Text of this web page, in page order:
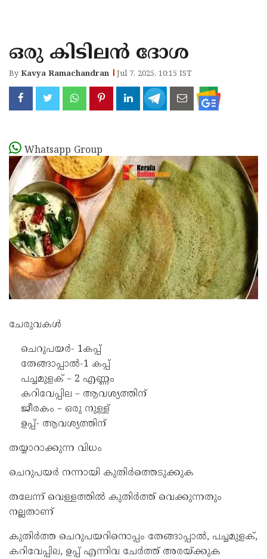
KANNUR
KASARAGOD
ഒരു കിടിലന്‍ ദോശ
ByKavya Ramachandran Jul 7, 2025, 10:15 IST
Whatsapp Group
ചേരുവകള്‍
ചെറുപയര്‍- 1കപ്പ്
തേങ്ങാപ്പാല്‍-1 കപ്പ്
പച്ചമുളക് – 2 എണ്ണം
കറിവേപ്പില – ആവശ്യത്തിന്
ജീരകം – ഒരു നുള്ള്
ഉപ്പ്- ആവശ്യത്തിന്
തയ്യാറാക്കുന്ന വിധം
ചെറുപയര്‍ നന്നായി കുതിര്‍ത്തെടുക്കുക
തലേന്ന് വെള്ളത്തില്‍ കുതിര്‍ത്ത് വെക്കുന്നതും
നല്ലതാണ്
കുതിര്‍ത്ത ചെറുപയറിനൊപ്പം തേങ്ങാപ്പാല്‍, പച്ചമുളക്,
കറിവേപ്പില, ഉപ്പ് എന്നിവ ചേര്‍ത്ത് അരയ്ക്കുക